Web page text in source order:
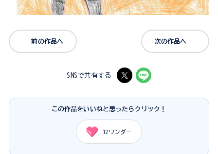
前の作品へ 次の作品へ
SNSで共有する
この作品をいいねと思ったらクリック！
12 ワンダー